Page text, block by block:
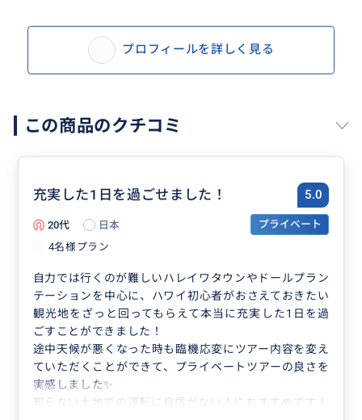
プロフィールを詳しく見る
この商品のクチコミ
充実した1日を過ごせました！ 5.0
20代 日本
プライベート
4名様プラン
自力では行くのが難しいハレイワタウンやドールプラン
テーションを中心に、ハワイ初心者がおさえておきたい
観光地をざっと回ってもらえて本当に充実した1日を過
ごすことができました！
途中天候が悪くなった時も臨機応変にツアー内容を変え
ていただくことができて、プライベートツアーの良さを
実感しました✨
知らない土地での運転に自信がない人におすすめです！